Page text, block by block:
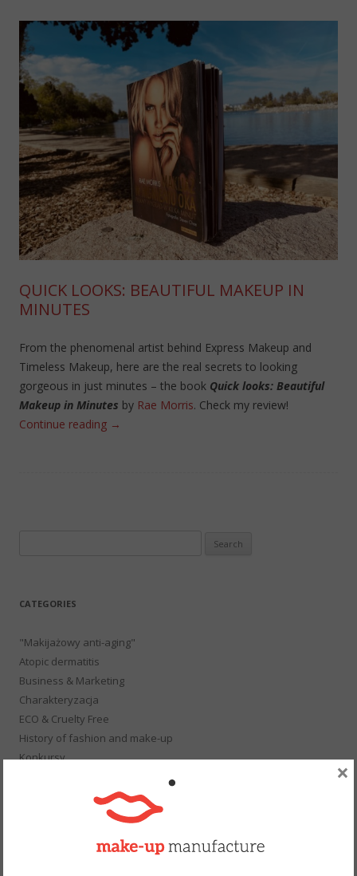
QUICK LOOKS: BEAUTIFUL MAKEUP IN
MINUTES
From the phenomenal artist behind Express Makeup and
Timeless Makeup, here are the real secrets to looking
gorgeous in just minutes – the book Quick looks: Beautiful
Makeup in Minutes by Rae Morris. Check my review!
Continue reading →
CATEGORIES
"Makijażowy anti-aging"
Atopic dermatitis
Business & Marketing
Charakteryzacja
ECO & Cruelty Free
History of fashion and make-up
Konkursy
School of makeup
Not only about make-up
×